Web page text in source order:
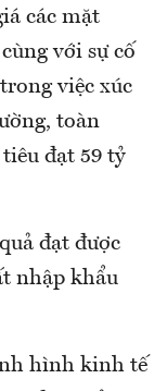
các mặt
với sự cố
việc xúc
toàn
đạt 59 tỷ
đạt được
nhập khẩu
hình kinh tế